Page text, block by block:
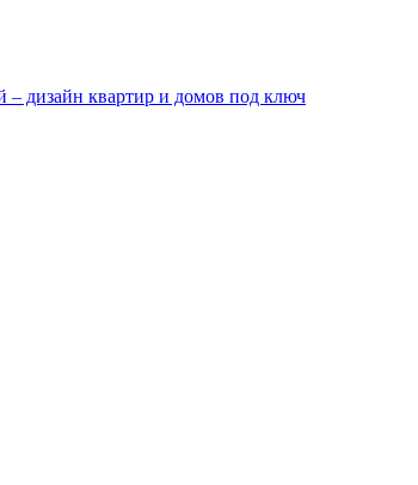
– дизайн квартир и домов под ключ